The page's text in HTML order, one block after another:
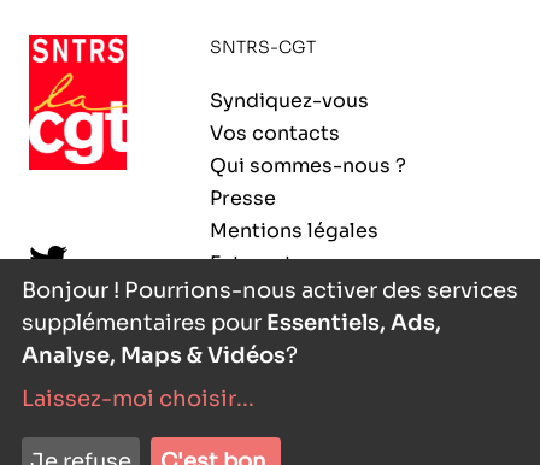
SNTRS-CGT
Syndiquez-vous
Vos contacts
Qui sommes-nous ?
Presse
Mentions légales
Extranet
- agence digitale
Bonjour ! Pourrions-nous activer des services
supplémentaires pour Essentiels, Ads,
Analyse, Maps & Vidéos?
Laissez-moi choisir...